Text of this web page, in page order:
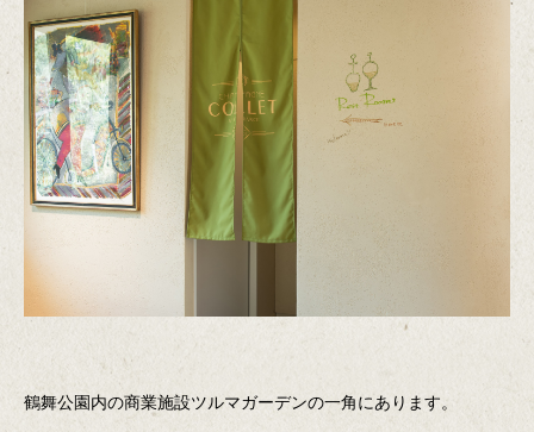
鶴舞公園内の商業施設ツルマガーデンの一角にあります。